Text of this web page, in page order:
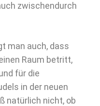
zwischendurch
man auch, dass
Raum betritt,
für die
in der neuen
natürlich nicht, ob